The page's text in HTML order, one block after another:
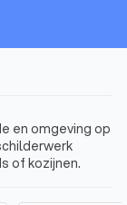
en omgeving op
of kozijnen.